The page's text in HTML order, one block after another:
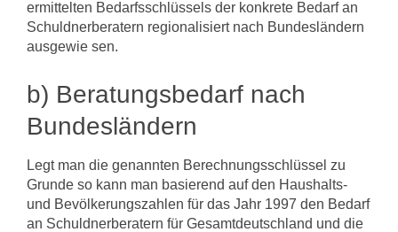
ermittelten Bedarfsschlüssels der konkrete Bedarf an
Schuldnerberatern regionalisiert nach Bundesländern
ausgewie­ sen.
b) Beratungsbedarf nach
Bundesländern
Legt man die genannten Berechnungsschlüssel zu
Grunde so kann man basierend auf den Haushalts-
und Bevölkerungszahlen für das Jahr 1997 den Bedarf
an Schuldnerberatern für Gesamtdeutschland und die